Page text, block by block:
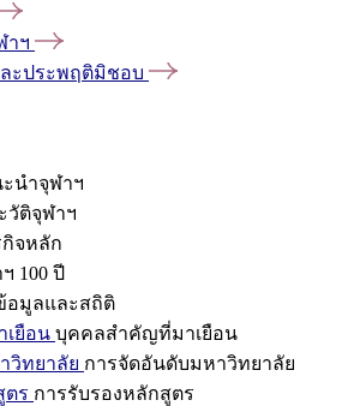
าฯ
ะประพฤติมิชอบ
นำจุฬาฯ
วัติจุฬาฯ
จหลัก
100 ปี
อมูลและสถิติ
ยือน บุคคลสำคัญที่มาเยือน
วิทยาลัย การจัดอันดับมหาวิทยาลัย
ตร การรับรองหลักสูตร